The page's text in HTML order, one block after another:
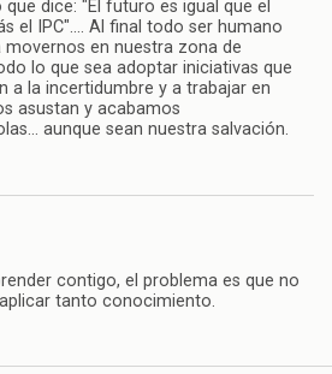
dice: "El futuro es igual que el
el IPC"…. Al final todo ser humano
en nuestra zona de
lo que sea adoptar iniciativas que
a la incertidumbre y a trabajar en
asustan y acabamos
aunque sean nuestra salvación.
contigo, el problema es que no
tanto conocimiento.